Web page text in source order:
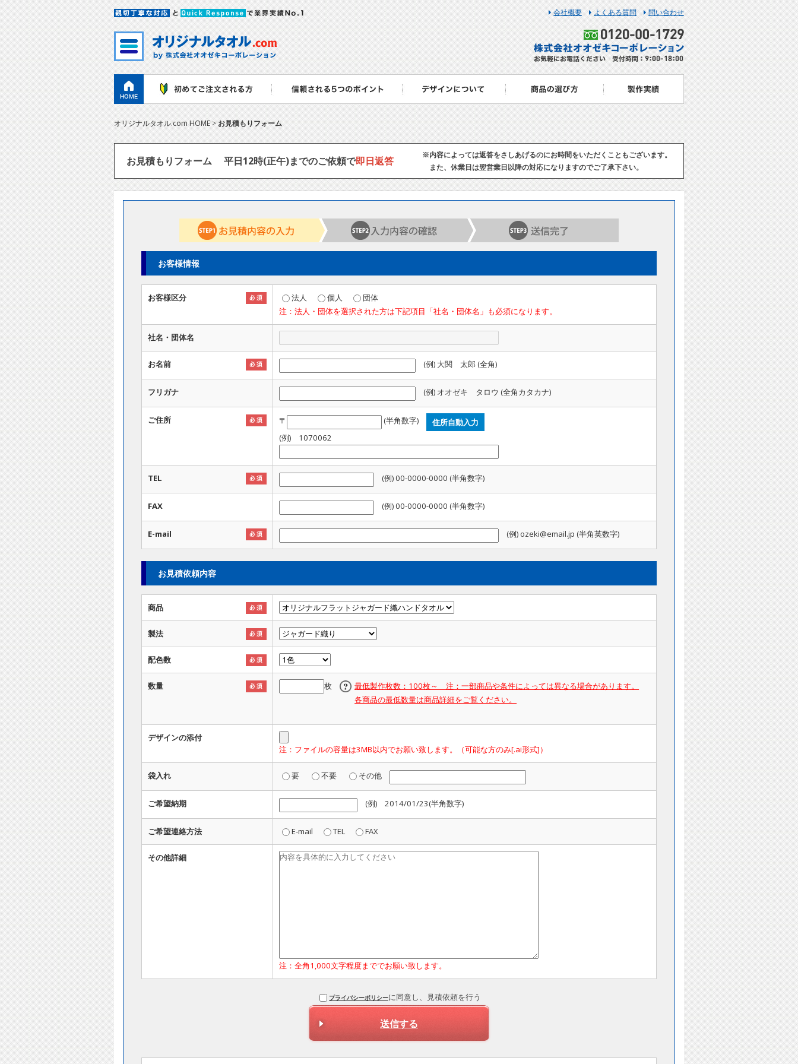
問い合わせ
よくある質問
会社概要
オリジナルタオル.com HOME>お見積もりフォーム
お見積もりフォーム 平日12時(正午)までのご依頼で即日返答
※内容によっては返答をさしあげるのにお時間をいただくこともございます。
また、休業日は翌営業日以降の対応になりますのでご了承下さい。
お客様情報
お客様区分 法人 個人
団体
注：法人・団体を選択された方は下記項目「社名・団体名」も必須になります。
社名・団体名
お名前 (例) 大関 太郎 (全角)
フリガナ (例) オオゼキ タロウ (全角カタカナ)
ご住所 〒
(半角数字)
(例) 1070062
TEL (例) 00-0000-0000 (半角数字)
FAX (例) 00-0000-0000 (半角数字)
E-mail (例) ozeki@email.jp (半角英数字)
お見積依頼内容
商品
製法
配色数
数量 枚
最低製作枚数：100枚～ 注：一部商品や条件によっては異なる場合があります。
各商品の最低数量は商品詳細をご覧ください。
デザインの添付
注：ファイルの容量は3MB以内でお願い致します。（可能な方のみ[.ai形式]）
袋入れ 要 不要 その他
ご希望納期 (例) 2014/01/23(半角数字)
ご希望連絡方法 E-mail TEL FAX
その他詳細
注：全角1,000文字程度まででお願い致します。
プライバシーポリシーに同意し、見積依頼を行う
送信する